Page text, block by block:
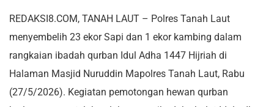
REDAKSI8.COM, TANAH LAUT – Polres Tanah Laut
menyembelih 23 ekor Sapi dan 1 ekor kambing dalam
rangkaian ibadah qurban Idul Adha 1447 Hijriah di
Halaman Masjid Nuruddin Mapolres Tanah Laut, Rabu
(27/5/2026). Kegiatan pemotongan hewan qurban